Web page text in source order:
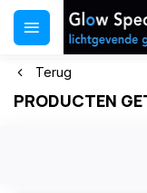
Terug
PRODUCTEN